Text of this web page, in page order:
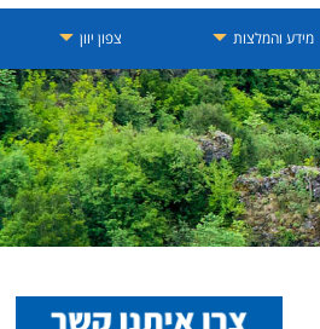
מידע והמלצות צפון יוון